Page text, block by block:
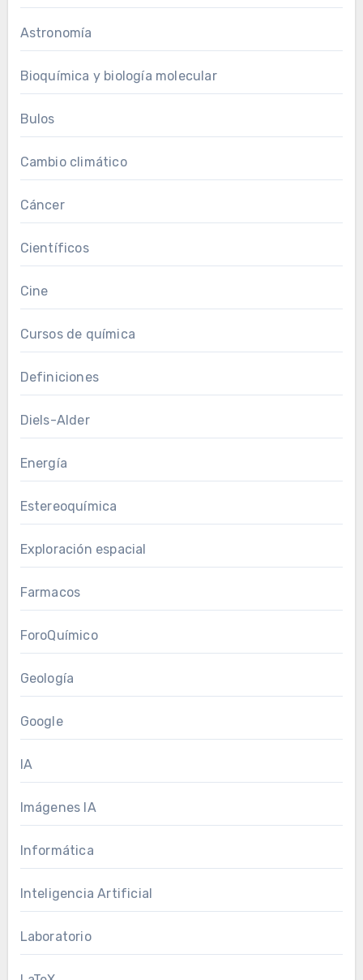
Astronomía
Bioquímica y biología molecular
Bulos
Cambio climático
Cáncer
Científicos
Cine
Cursos de química
Definiciones
Diels-Alder
Energía
Estereoquímica
Exploración espacial
Farmacos
ForoQuímico
Geología
Google
IA
Imágenes IA
Informática
Inteligencia Artificial
Laboratorio